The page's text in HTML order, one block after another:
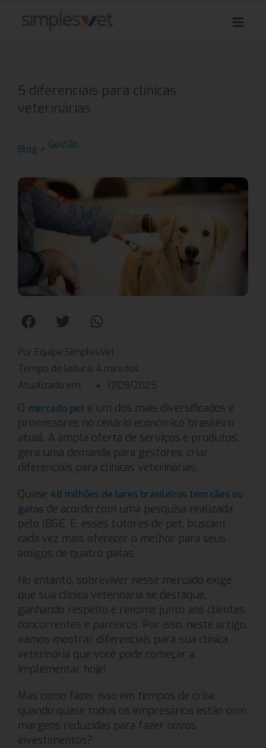
5 diferenciais para clínicas
veterinárias
Blog > Gestão
Por Equipe SimplesVet
Tempo de leitura: 4 minutos
Atualizado em
17/09/2025
O mercado pet é um dos mais diversificados e
promissores no cenário econômico brasileiro
atual. A ampla oferta de serviços e produtos,
gera uma demanda para gestores: criar
diferenciais para clínicas veterinárias.
Quase 48 milhões de lares brasileiros tem cães ou
gatos de acordo com uma pesquisa realizada
pelo IBGE. E, esses tutores de pet, buscam
cada vez mais oferecer o melhor para seus
amigos de quatro patas.
No entanto, sobreviver nesse mercado exige
que sua clínica veterinária se destaque,
ganhando respeito e renome junto aos clientes,
concorrentes e parceiros. Por isso, neste artigo,
vamos mostrar diferenciais para sua clínica
veterinária que você pode começar a
implementar hoje!
Mas como fazer isso em tempos de crise
quando quase todos os empresários estão com
margens reduzidas para fazer novos
investimentos?